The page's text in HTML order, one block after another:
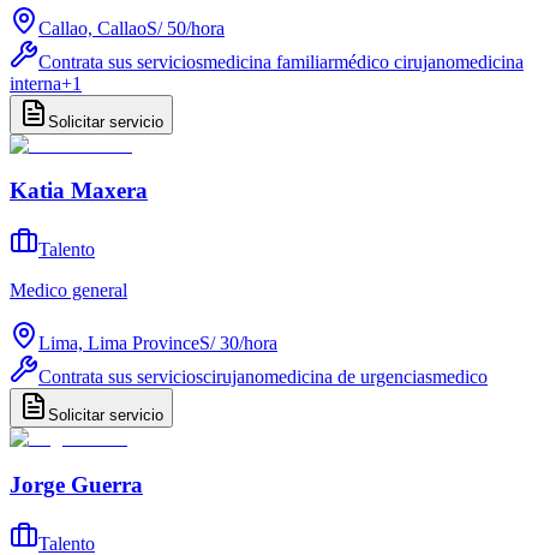
Callao, CallaoS/ 50/hora
Contrata sus serviciosmedicina familiarmédico cirujanomedicina
interna+1
Solicitar servicio
Katia Maxera
Talento
Medico general
Lima, Lima ProvinceS/ 30/hora
Contrata sus servicioscirujanomedicina de urgenciasmedico
Solicitar servicio
Jorge Guerra
Talento